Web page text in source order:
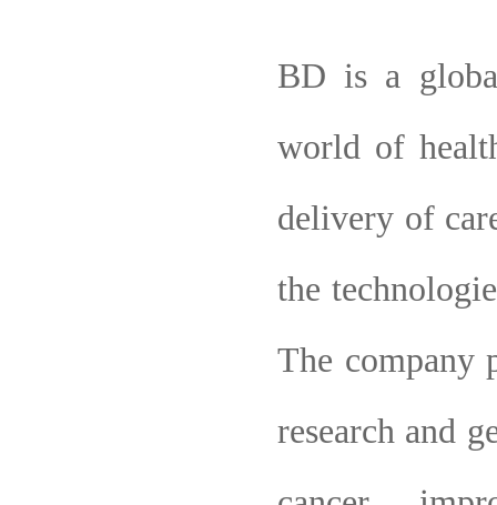
BD is a
world of
delivery of
the
The company
research and